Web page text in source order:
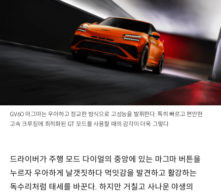
GV60 마그마는 우아하고 정교한 방식으로 고성능을 발휘한다. 특히 빠르고 편안한
고속 크루징에 최적화된 GT 모드를 사용할 때의 감각이 더욱 그렇다
드라이버가 주행 모드 다이얼의 중앙에 있는 마그마 버튼을
누르자 우아하게 날갯짓하다 먹잇감을 발견하고 활강하는
독수리처럼 태세를 바꾼다. 하지만 거칠고 사나운 야생의